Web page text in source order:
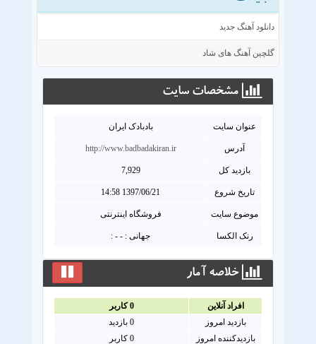
دانلود آهنگ جدید
گلچین آهنگ های شاد
مشخصات سايت
عنوان سايت بادبادک ایران
آدرس http://www.badbadakiran.ir
بازدید کل 7,929
تاریخ شروع 1397/06/21 14:58
موضوع سایت فروشگاه اینترنتی
رنک الکسا جهانی : - - :
خلاصه آمار
افراد آنلاين 0کاربر
بازدید امروز
0بازدید
بازدیدکننده امروز
0 کاربر